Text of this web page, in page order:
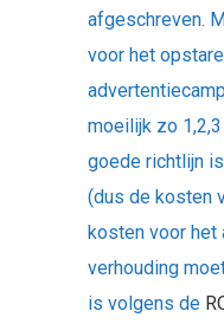
afgeschreven.
voor het
moeilijk zo
goede richtlijn
(dus de kosten
kosten voor
verhouding
is volgens de